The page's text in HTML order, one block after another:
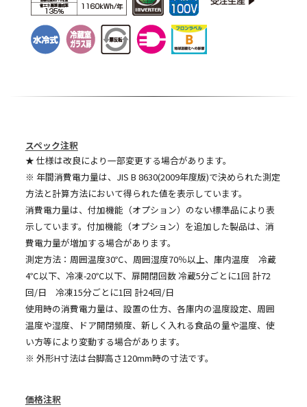
スペック注釈
★ 仕様は改良により一部変更する場合があります。
※ 年間消費電力量は、JIS B 8630(2009年度版)で決められた測定
方法と計算方法において得られた値を表示しています。
消費電力量は、付加機能（オプション）のない標準品により表
示しています。付加機能（オプション）を追加した製品は、消
費電力量が増加する場合があります。
測定方法：周囲温度30℃、周囲湿度70％以上、庫内温度 冷蔵
4℃以下、冷凍-20℃以下、扉開閉回数 冷蔵5分ごとに1回 計72
回/日 冷凍15分ごとに1回 計24回/日
使用時の消費電力量は、設置の仕方、各庫内の温度設定、周囲
温度や湿度、ドア開閉頻度、新しく入れる食品の量や温度、使
い方等により変動する場合があります。
※ 外形H寸法は台脚高さ120mm時の寸法です。
価格注釈